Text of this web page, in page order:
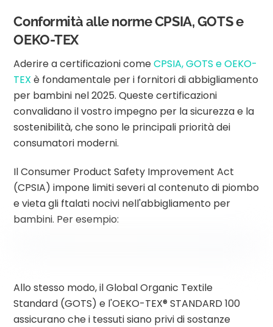
Conformità alle norme CPSIA, GOTS e
OEKO-TEX
Aderire a certificazioni comeCPSIA, GOTS e OEKO-
TEX è fondamentale per i fornitori di abbigliamento
per bambini nel 2025. Queste certificazioni
convalidano il vostro impegno per la sicurezza e la
sostenibilità, che sono le principali priorità dei
consumatori moderni.
Il Consumer Product Safety Improvement Act
(CPSIA) impone limiti severi al contenuto di piombo
e vieta gli ftalati nocivi nell'abbigliamento per
bambini. Per esempio:
Allo stesso modo, il Global Organic Textile
Standard (GOTS) e l'OEKO-TEX® STANDARD 100
assicurano che i tessuti siano privi di sostanze